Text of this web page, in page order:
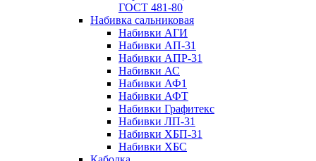
ГОСТ 481-80
Набивка сальниковая
Набивки АГИ
Набивки АП-31
Набивки АПР-31
Набивки АС
Набивки АФ1
Набивки АФТ
Набивки Графитекс
Набивки ЛП-31
Набивки ХБП-31
Набивки ХБС